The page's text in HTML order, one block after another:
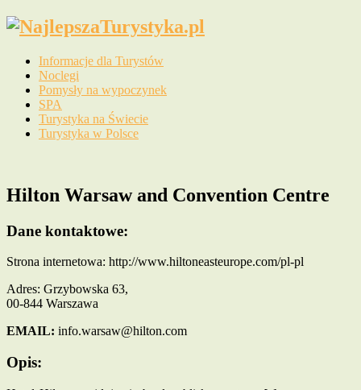
Informacje dla Turystów
Noclegi
Pomysły na wypoczynek
SPA
Turystyka na Świecie
Turystyka w Polsce
Hilton Warsaw and Convention Centre
Dane kontaktowe:
Strona internetowa: http://www.hiltoneasteurope.com/pl-pl
Adres: Grzybowska 63,
00-844 Warszawa
EMAIL: info.warsaw@hilton.com
Opis: